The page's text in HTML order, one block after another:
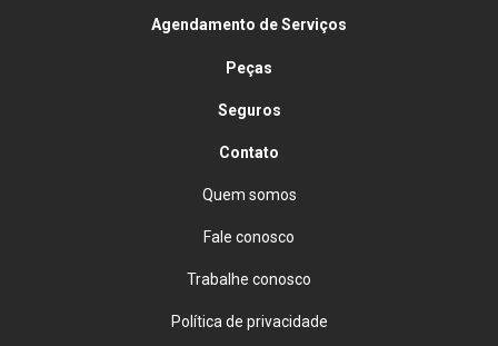
Agendamento de Serviços
Peças
Seguros
Contato
Quem somos
Fale conosco
Trabalhe conosco
Política de privacidade